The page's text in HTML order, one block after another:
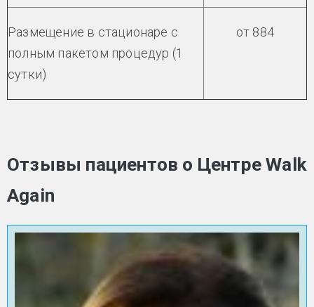
Размещение в стационаре с
полным пакетом процедур (1
сутки)
от 884
Отзывы пациентов о Центре Walk
Again